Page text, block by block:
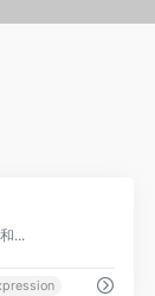
...